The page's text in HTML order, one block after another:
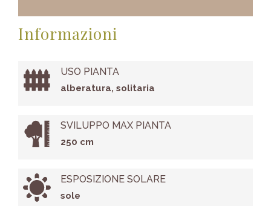
Informazioni
USO PIANTA
alberatura, solitaria
SVILUPPO MAX PIANTA
250 cm
ESPOSIZIONE SOLARE
sole